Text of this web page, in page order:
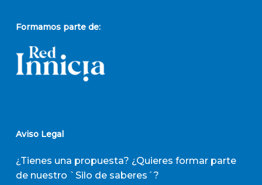
Formamos parte de:
Aviso Legal
¿Tienes una propuesta? ¿Quieres formar parte
de nuestro `Silo de saberes´?